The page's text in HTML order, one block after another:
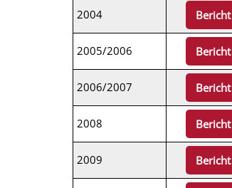
2004 Bericht
2005/2006 Bericht
2006/2007 Bericht
2008 Bericht
2009 Bericht